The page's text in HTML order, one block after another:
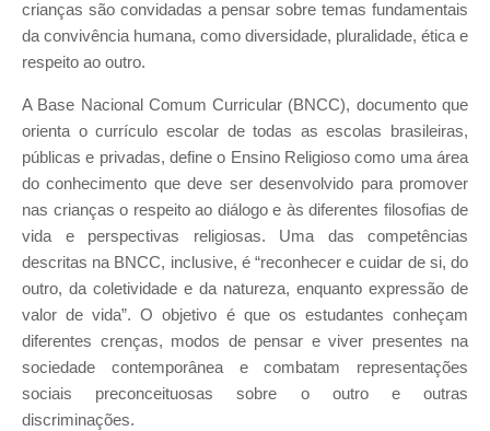
crianças são convidadas a pensar sobre temas fundamentais
da convivência humana, como diversidade, pluralidade, ética e
respeito ao outro.
A Base Nacional Comum Curricular (BNCC), documento que
orienta o currículo escolar de todas as escolas brasileiras,
públicas e privadas, define o Ensino Religioso como uma área
do conhecimento que deve ser desenvolvido para promover
nas crianças o respeito ao diálogo e às diferentes filosofias de
vida e perspectivas religiosas. Uma das competências
descritas na BNCC, inclusive, é “reconhecer e cuidar de si, do
outro, da coletividade e da natureza, enquanto expressão de
valor de vida”. O objetivo é que os estudantes conheçam
diferentes crenças, modos de pensar e viver presentes na
sociedade contemporânea e combatam representações
sociais preconceituosas sobre o outro e outras
discriminações.